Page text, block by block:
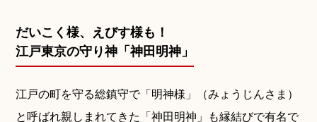
ご相談予約
だいこく様、えびす様も！
江戸東京の守り神「神田明神」
江戸の町を守る総鎮守で「明神様」（みょうじんさま）
と呼ばれ親しまれてきた「神田明神」も縁結びで有名で